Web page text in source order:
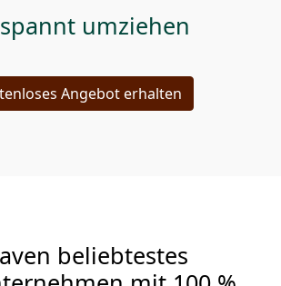
umziehen
Angebot erhalten
beliebtestes